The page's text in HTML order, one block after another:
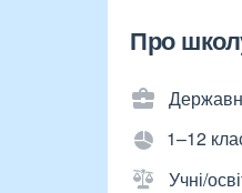
Про
1–12
Учні/